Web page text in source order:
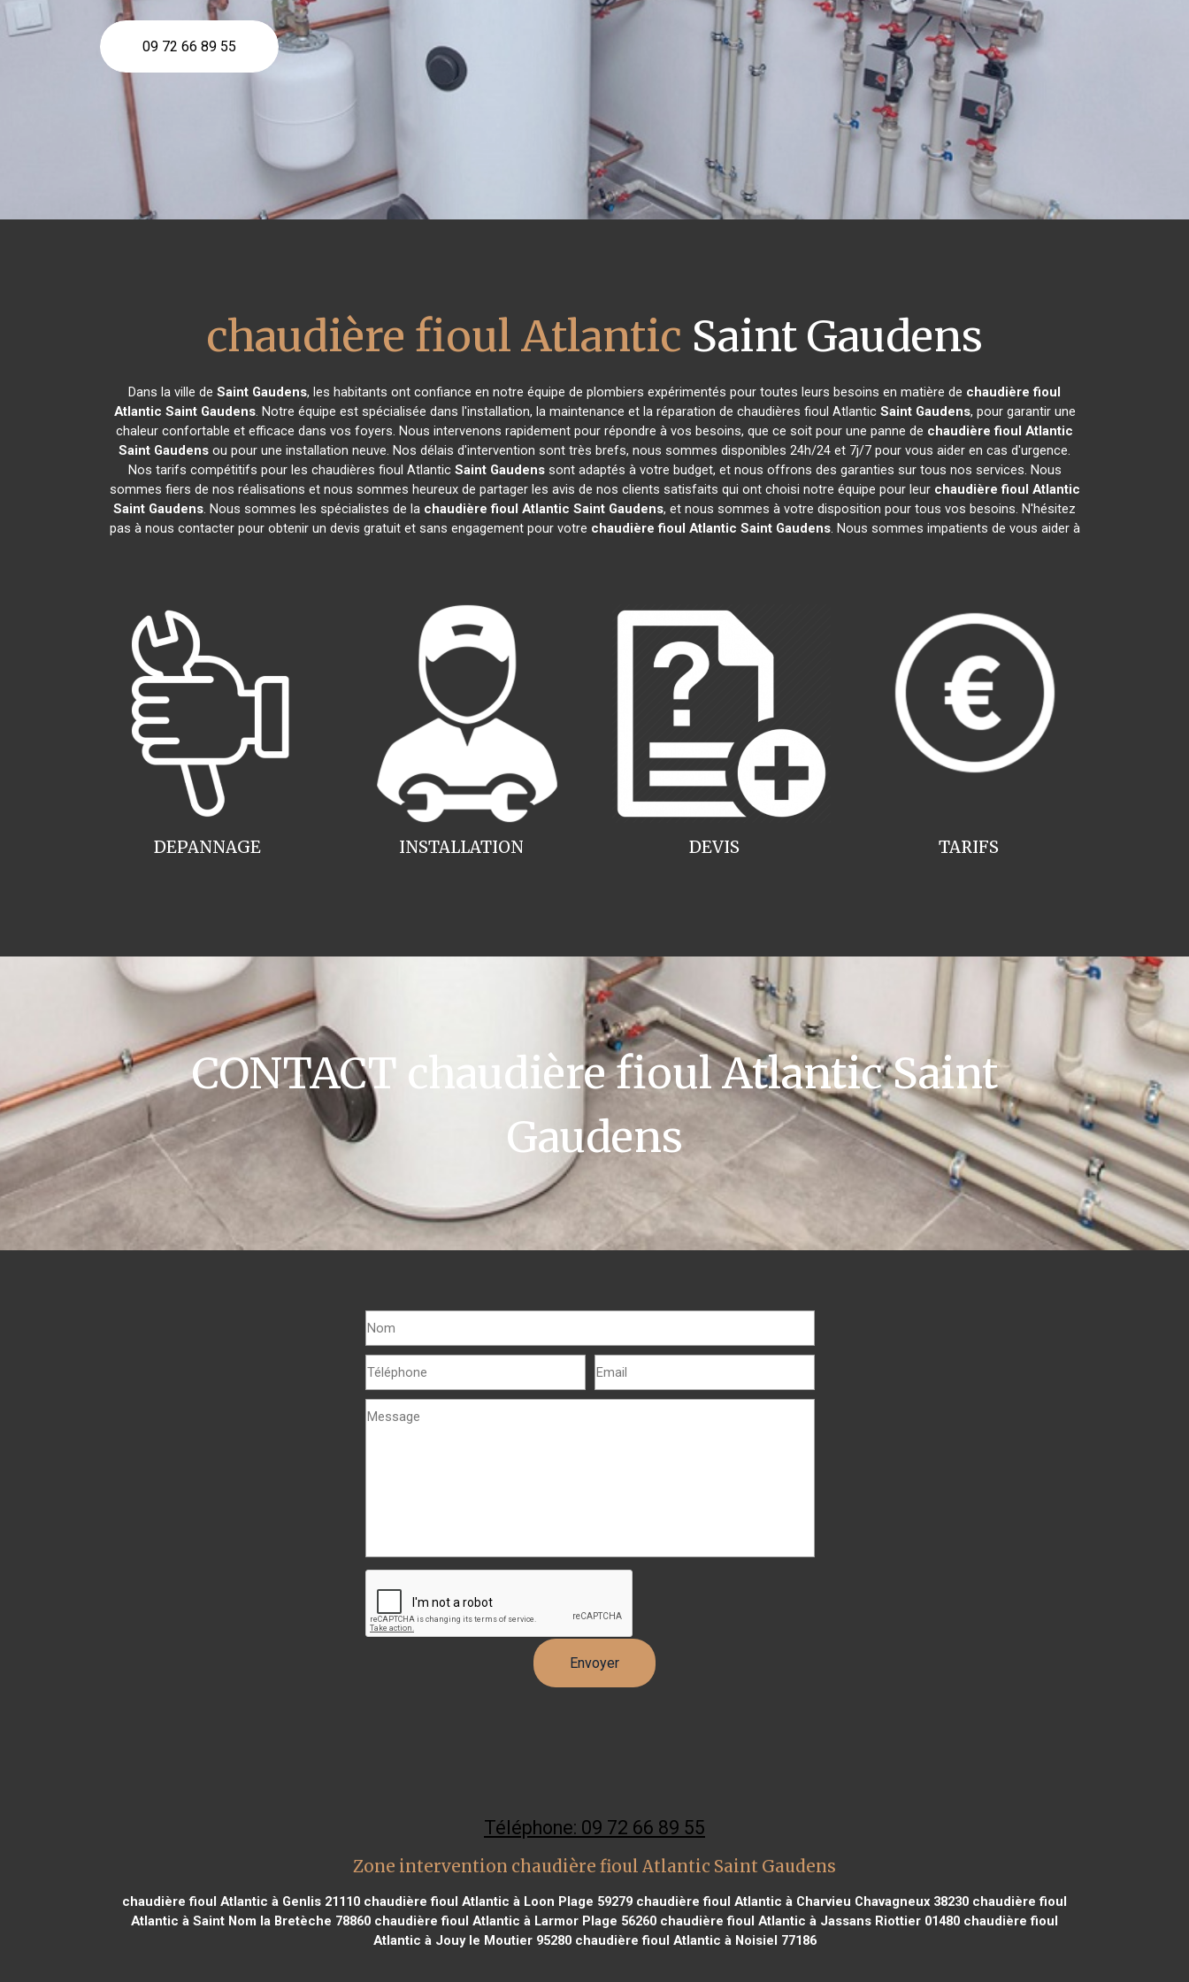
09 72 66 89 55
chaudière fioul Atlantic Saint Gaudens
Dans la ville de Saint Gaudens, les habitants ont confiance en notre équipe de plombiers expérimentés pour toutes leurs besoins en matière de chaudière fioul
Atlantic Saint Gaudens. Notre équipe est spécialisée dans l'installation, la maintenance et la réparation de chaudières fioul Atlantic Saint Gaudens, pour garantir une
chaleur confortable et efficace dans vos foyers. Nous intervenons rapidement pour répondre à vos besoins, que ce soit pour une panne de chaudière fioul Atlantic
Saint Gaudens ou pour une installation neuve. Nos délais d'intervention sont très brefs, nous sommes disponibles 24h/24 et 7j/7 pour vous aider en cas d'urgence.
Nos tarifs compétitifs pour les chaudières fioul Atlantic Saint Gaudenssont adaptés à votre budget, et nous offrons des garanties sur tous nos services. Nous
sommes fiers de nos réalisations et nous sommes heureux de partager les avis de nos clients satisfaits qui ont choisi notre équipe pour leur chaudière fioul Atlantic
Saint Gaudens. Nous sommes les spécialistes de la chaudière fioul Atlantic Saint Gaudens, et nous sommes à votre disposition pour tous vos besoins. N'hésitez
pas à nous contacter pour obtenir un devis gratuit et sans engagement pour votre chaudière fioul Atlantic Saint Gaudens. Nous sommes impatients de vous aider à
INSTALLATION
DEPANNAGE TARIFS
DEVIS
CONTACT chaudière fioul Atlantic Saint
Gaudens
Téléphone: 09 72 66 89 55
Zone intervention chaudière fioul Atlantic Saint Gaudens
chaudière fioul Atlantic à Genlis 21110 chaudière fioul Atlantic à Loon Plage 59279 chaudière fioul Atlantic à Charvieu Chavagneux 38230 chaudière fioul
Atlantic à Saint Nom la Bretèche 78860 chaudière fioul Atlantic à Larmor Plage 56260 chaudière fioul Atlantic à Jassans Riottier 01480 chaudière fioul
Atlantic à Jouy le Moutier 95280chaudière fioul Atlantic à Noisiel 77186